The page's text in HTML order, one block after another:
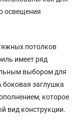
освещения
потолков
имеет ряд
выбором для
боковая заглушка
которое
вид конструкции.